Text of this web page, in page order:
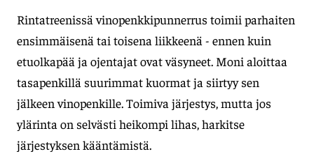
Rintatreenissä vinopenkkipunnerrus toimii parhaiten
ensimmäisenä tai toisena liikkeenä - ennen kuin
etuolkapää ja ojentajat ovat väsyneet. Moni aloittaa
tasapenkillä suurimmat kuormat ja siirtyy sen
jälkeen vinopenkille. Toimiva järjestys, mutta jos
ylärinta on selvästi heikompi lihas, harkitse
järjestyksen kääntämistä.